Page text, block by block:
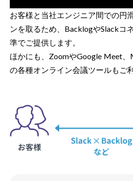
お客様と当社エンジニア間での円
ンを取るため、BacklogやSlackコ
準でご提供します。
ほかにも、ZoomやGoogle Meet
の各種オンライン会議ツールもご